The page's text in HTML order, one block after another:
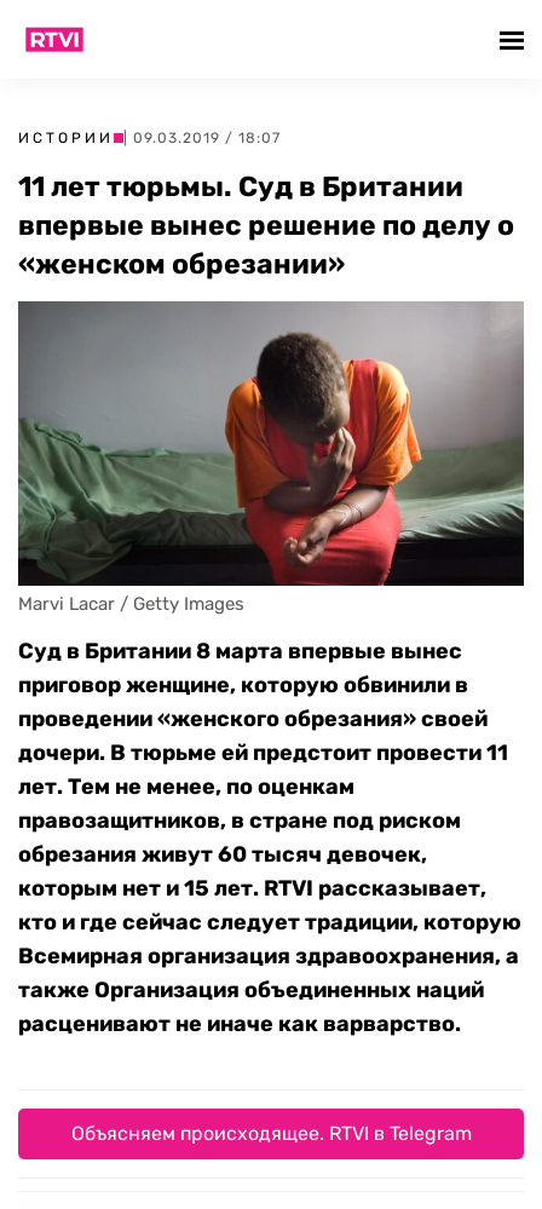
ИСТОРИИ | 09.03.2019 / 18:07
11 лет тюрьмы. Суд в Британии
впервые вынес решение по делу о
«женском обрезании»
Marvi Lacar / Getty Images
Суд в Британии 8 марта впервые вынес
приговор женщине, которую обвинили в
проведении «женского обрезания» своей
дочери. В тюрьме ей предстоит провести 11
лет. Тем не менее, по оценкам
правозащитников, в стране под риском
обрезания живут 60 тысяч девочек,
которым нет и 15 лет. RTVI рассказывает,
кто и где сейчас следует традиции, которую
Всемирная организация здравоохранения, а
также Организация объединенных наций
расценивают не иначе как варварство.
Объясняем происходящее. RTVI в Telegram